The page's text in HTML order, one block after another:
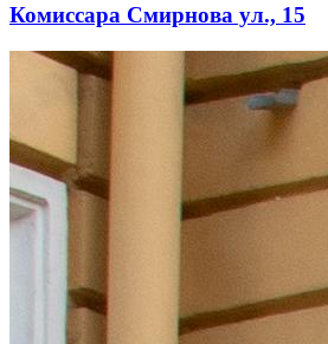
Комиссара Смирнова ул., 15